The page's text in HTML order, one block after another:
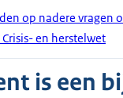
op nadere vragen
en herstelwet
is een